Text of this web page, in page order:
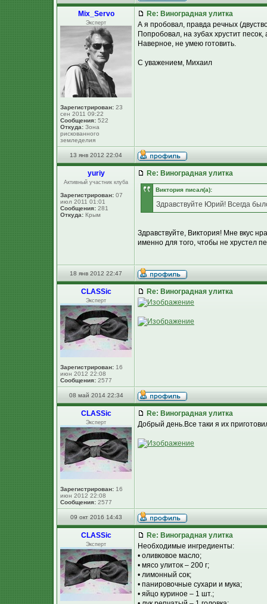
Mix_Servo
Эксперт
Зарегистрирован: 23
сен 2011 09:22
Сообщения: 522
Откуда: Зона
рискованного
земледелия
Re: Виноградная улитка
А я пробовал, правда речных
Попробовал, на зубах хрустит
Наверное, не умею готовить.
С уважением, Михаил
13 янв 2012 22:04
yuriy
Активный участник клуба
Зарегистрирован: 07
июл 2011 01:01
Сообщения: 281
Откуда: Крым
Re: Виноградная улитка
Виктория писал(а):
Здравствуйте Юрий! Всегда
Здравствуйте, Виктория! Мне вкус
именно для того, чтобы не хрустел
18 янв 2012 22:47
CLASSic
Эксперт
Зарегистрирован: 16
июн 2012 22:08
Сообщения: 2577
Re: Виноградная улитка
08 май 2014 22:34
CLASSic
Эксперт
Зарегистрирован: 16
июн 2012 22:08
Сообщения: 2577
Re: Виноградная улитка
Добрый день.Все таки я их
09 окт 2016 14:43
CLASSic
Эксперт
Re: Виноградная улитка
Необходимые ингредиенты:
• оливковое масло;
• мясо улиток – 200 г;
• лимонный сок;
• панировочные сухари и мука;
• яйцо куриное – 1 шт.;